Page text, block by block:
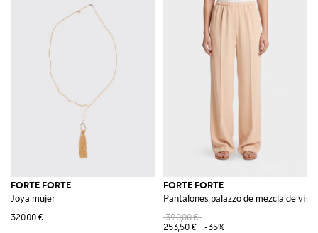
FORTE FORTE
Joya mujer
320,00 €
FORTE FORTE
Pantalones palazzo de mezcla de
390,00 €
253,50 €
-35%